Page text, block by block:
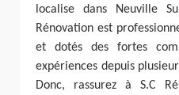
localise dans Neuville
Rénovation est
et dotés des fortes
expériences depuis
Donc, rassurez à S.C